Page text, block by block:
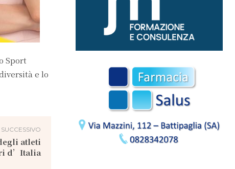
Sport
e lo
atleti
d’Italia